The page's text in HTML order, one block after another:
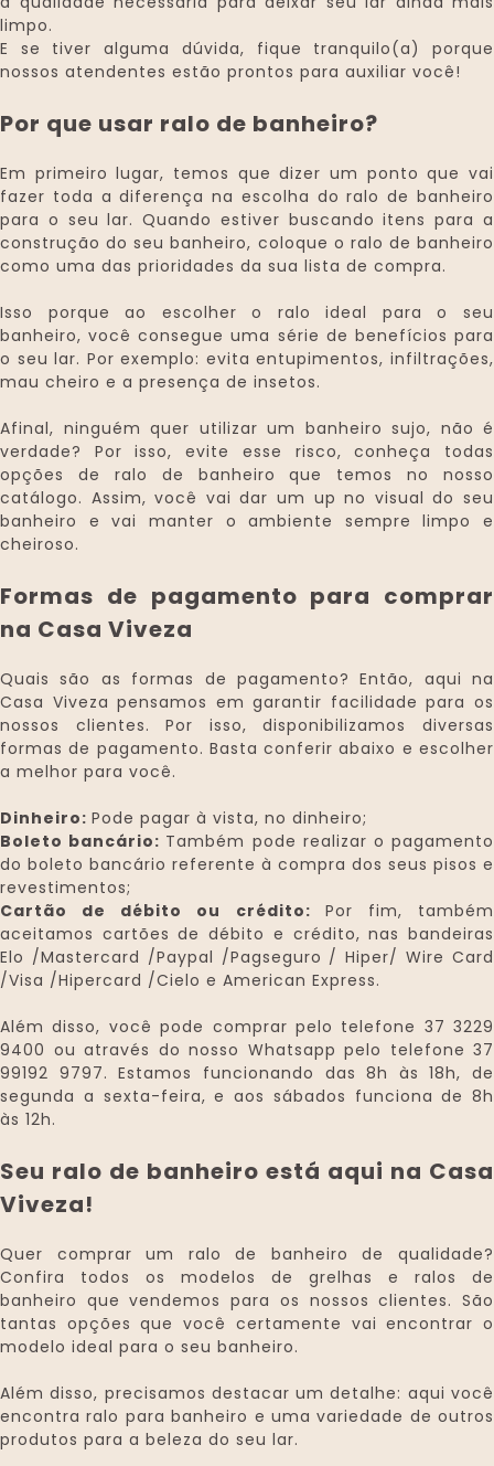
limpo.
E se tiver alguma dúvida, fique tranquilo(a) porque
nossos atendentes estão prontos para auxiliar você!
Por que usar ralo de banheiro?
Em primeiro lugar, temos que dizer um ponto que vai
fazer toda a diferença na escolha do ralo de banheiro
para o seu lar. Quando estiver buscando itens para a
construção do seu banheiro, coloque o ralo de banheiro
como uma das prioridades da sua lista de compra.
Isso porque ao escolher o ralo ideal para o seu
banheiro, você consegue uma série de benefícios para
o seu lar. Por exemplo: evita entupimentos, infiltrações,
mau cheiro e a presença de insetos.
Afinal, ninguém quer utilizar um banheiro sujo, não é
verdade? Por isso, evite esse risco, conheça todas
opções de ralo de banheiro que temos no nosso
catálogo. Assim, você vai dar um up no visual do seu
banheiro e vai manter o ambiente sempre limpo e
cheiroso.
Formas de pagamento para comprar
na Casa Viveza
Quais são as formas de pagamento? Então, aqui na
Casa Viveza pensamos em garantir facilidade para os
nossos clientes. Por isso, disponibilizamos diversas
formas de pagamento. Basta conferir abaixo e escolher
a melhor para você.
Dinheiro: Pode pagar à vista, no dinheiro;
Boleto bancário: Também pode realizar o pagamento
do boleto bancário referente à compra dos seus pisos e
revestimentos;
Cartão de débito ou crédito: Por fim, também
aceitamos cartões de débito e crédito, nas bandeiras
Elo /Mastercard /Paypal /Pagseguro / Hiper/ Wire Card
/Visa /Hipercard /Cielo e American Express.
Além disso, você pode comprar pelo telefone 37 3229
9400 ou através do nosso Whatsapp pelo telefone 37
99192 9797. Estamos funcionando das 8h às 18h, de
segunda a sexta-feira, e aos sábados funciona de 8h
às 12h.
Seu ralo de banheiro está aqui na Casa
Viveza!
Quer comprar um ralo de banheiro de qualidade?
Confira todos os modelos de grelhas e ralos de
banheiro que vendemos para os nossos clientes. São
tantas opções que você certamente vai encontrar o
modelo ideal para o seu banheiro.
Além disso, precisamos destacar um detalhe: aqui você
encontra ralo para banheiro e uma variedade de outros
produtos para a beleza do seu lar.